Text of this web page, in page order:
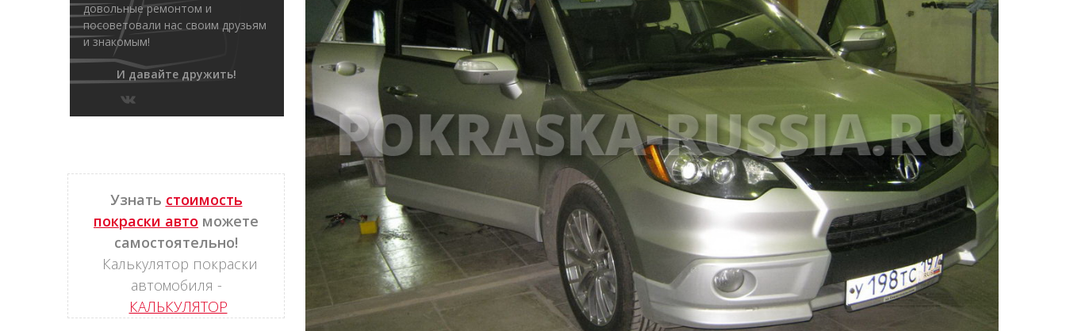
довольные ремонтом и
посоветовали нас своим друзьям
и знакомым!
И давайте дружить!
Узнать стоимость
покраски авто можете
самостоятельно!
Калькулятор покраски
автомобиля -
КАЛЬКУЛЯТОР